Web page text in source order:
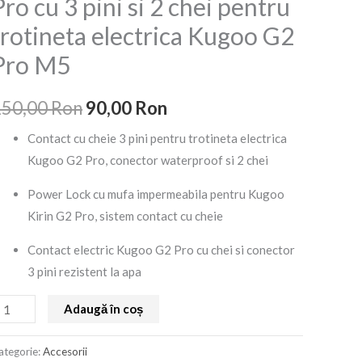
cu 3 pini si 2 chei pentru
electrica Kugoo G2
M5
Ron
a
90,00 Ron
este:
90,00 Ron.
Contact cu cheie 3 pini pentru trotineta electrica
Kugoo G2 Pro, conector waterproof si 2 chei
Power Lock cu mufa impermeabila pentru Kugoo
Kirin G2 Pro, sistem contact cu cheie
Contact electric Kugoo G2 Pro cu chei si conector
3 pini rezistent la apa
Adaugă în coș
Accesorii